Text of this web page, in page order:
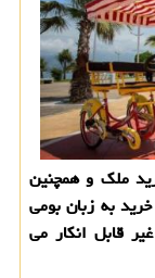
ملك و همچنین
به زبان بومی
قابل انكار می